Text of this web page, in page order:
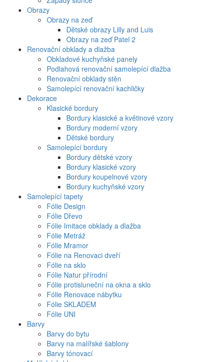
Obrazy
Obrazy na zeď
Dětské obrazy Lilly and Luis
Obrazy na zeď Patel 2
Renovační obklady a dlažba
Obkladové kuchyňské panely
Podlahová renovační samolepící dlažba
Renovační obklady stěn
Samolepící renovační kachličky
Dekorace
Klasické bordury
Bordury klasické a květinové vzory
Bordury moderní vzory
Dětské bordury
Samolepící bordury
Bordury dětské vzory
Bordury klasické vzory
Bordury koupelnové vzory
Bordury kuchyňské vzory
Samolepící tapety
Fólie Design
Fólie Dřevo
Fólie Imitace obklady a dlažba
Fólie Metráž
Fólie Mramor
Fólie na Renovaci dveří
Fólie na sklo
Fólie Natur přírodní
Fólie protisluneční na okna a sklo
Fólie Renovace nábytku
Fólie SKLADEM
Fólie UNI
Barvy
Barvy do bytu
Barvy na malířské šablony
Barvy tónovací